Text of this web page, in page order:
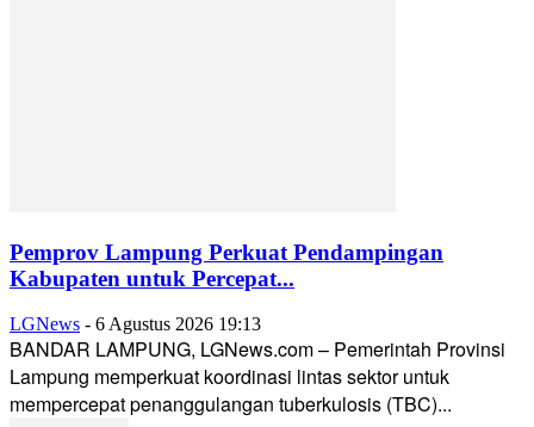
Pemprov Lampung Perkuat Pendampingan
Kabupaten untuk Percepat...
LGNews - 6 Agustus 2026 19:13
BANDAR LAMPUNG, LGNews.com – Pemerintah Provinsi
Lampung memperkuat koordinasi lintas sektor untuk
mempercepat penanggulangan tuberkulosis (TBC)...